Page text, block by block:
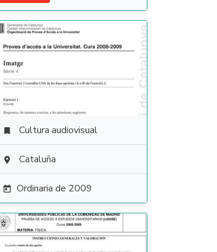
 Cultura audiovisual
 Cataluña
 Ordinaria de 2009